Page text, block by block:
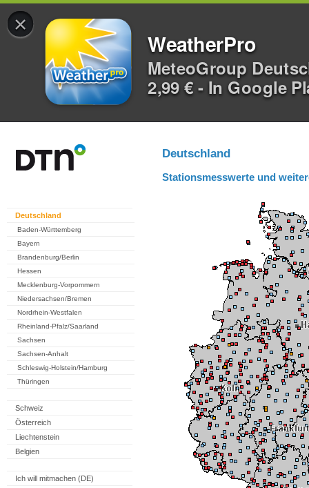
×
WeatherPro
MeteoGroup
2,99 € - In Google
Deutschland
Baden-Württemberg
Bayern
Brandenburg/Berlin
Hessen
Mecklenburg-Vorpommern
Niedersachsen/Bremen
Nordrhein-Westfalen
Rheinland-Pfalz/Saarland
Sachsen
Sachsen-Anhalt
Schleswig-Holstein/Hamburg
Thüringen
Schweiz
Österreich
Liechtenstein
Belgien
Ich will mitmachen (DE)
Deutschland
Stationsmesswerte und